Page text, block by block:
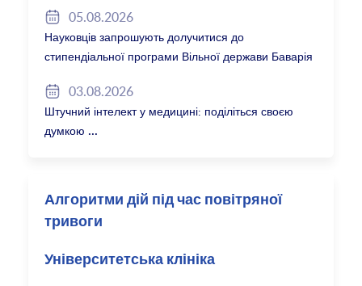
05.08.2026
Науковців запрошують долучитися до
стипендіальної програми Вільної держави Баварія
03.08.2026
Штучний інтелект у медицині: поділіться своєю
думкою
Алгоритми дій під час повітряної
тривоги
Університетська клініка